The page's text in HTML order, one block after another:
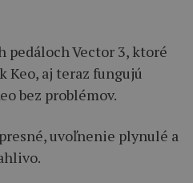
pedáloch Vector 3, ktoré
Keo, aj teraz fungujú
bez problémov.
uvoľnenie plynulé a